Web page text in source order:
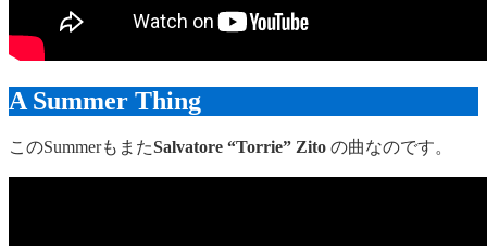
A Summer Thing
このSummerもまたSalvatore “Torrie” Zito の曲なのです。